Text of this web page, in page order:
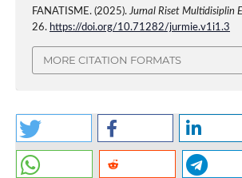
FANATISME. (2025).Jurnal Riset Multidisiplin
26. https://doi.org/10.71282/jurmie.v1i1.3
MORE CITATION FORMATS